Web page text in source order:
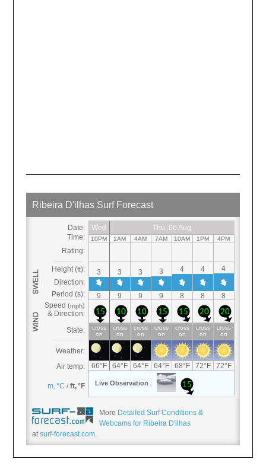
More Detailed Surf Conditions &
Webcams for Ribeira D'ilhas
atsurf-forecast.com.